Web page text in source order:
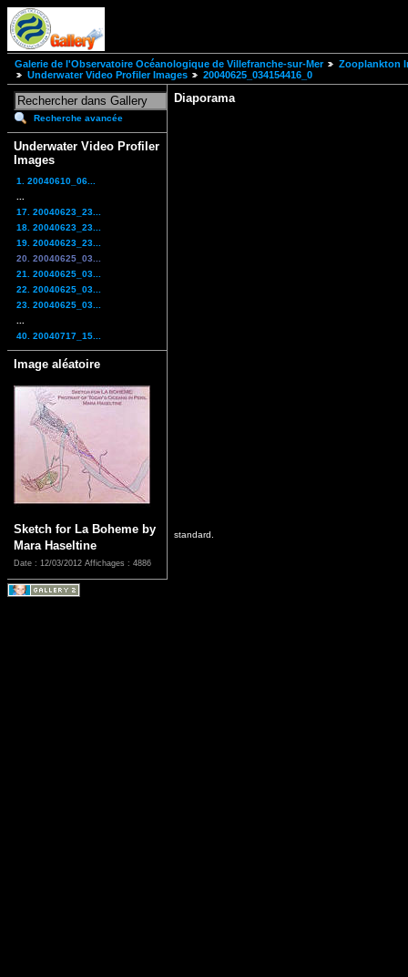
Galerie de l'Observatoire Océanologique de Villefranche-sur-Mer
Zooplankton
Underwater Video Profiler Images
20040625_034154416_0
Recherche avancée
Underwater Video Profiler
Images
1. 20040610_06...
17. 20040623_23...
18. 20040623_23...
19. 20040623_23...
20. 20040625_03...
21. 20040625_03...
22. 20040625_03...
23. 20040625_03...
40. 20040717_15...
Image aléatoire
Sketch for La Boheme by
Mara Haseltine
Date : 12/03/2012 Affichages : 4886
Diaporama
standard.